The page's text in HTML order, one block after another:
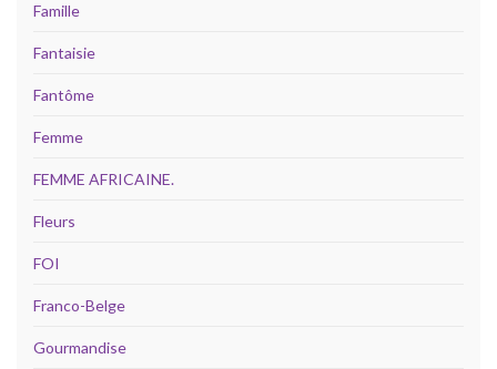
Famille
Fantaisie
Fantôme
Femme
FEMME AFRICAINE.
Fleurs
FOI
Franco-Belge
Gourmandise